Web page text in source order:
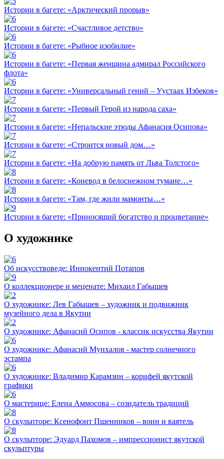
Истории в багете: «Арктический прорыв»
Истории в багете: «Счастливое детство»
Истории в багете: «Рыбное изобилие»
Истории в багете: «Первая женщина адмирал Российского
флота»
Истории в багете: «Универсальный гений – Уустаах Избеков»
Истории в багете: «Первый Герой из народа саха»
Истории в багете: «Непальские этюды Афанасия Осипова»
Истории в багете: «Строится новый дом…»
Истории в багете: «На добрую память от Льва Толстого»
Истории в багете: «Коневод в белоснежном тумане…»
Истории в багете: «Там, где жили мамонты…»
Истории в багете: «Приносящий богатство и процветание»
О художнике
Об искусствоведе: Иннокентий Потапов
О коллекционере и меценате: Михаил Габышев
О художнике: Лев Габышев – художник и подвижник
музейного дела в Якутии
О художнике: Афанасий Осипов - классик искусства Якутии
О художнике: Афанасий Мунхалов - мастер солнечного
эстампа
О художнике: Владимир Карамзин – корифей якутской
графики
О мастерице: Елена Аммосова – созидатель традиций
О скульпторе: Ксенофонт Пшенников – воин и ваятель
О скульпторе: Эдуард Пахомов – импрессионист якутской
скульптуры